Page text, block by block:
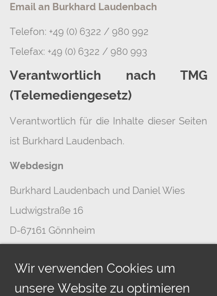
Email an Burkhard Laudenbach
Telefon: +49 (0) 6322 / 980 992
Telefax: +49 (0) 6322 / 980 993
Verantwortlich nach TMG
(Telemediengesetz)
Verantwortlich für die Inhalte dieser Seiten
ist Burkhard Laudenbach.
Webdesign
Burkhard Laudenbach und Daniel Wies
Ludwigstraße 16
D-67161 Gönnheim
Wir verwenden Cookies um
unsere Website zu optimieren